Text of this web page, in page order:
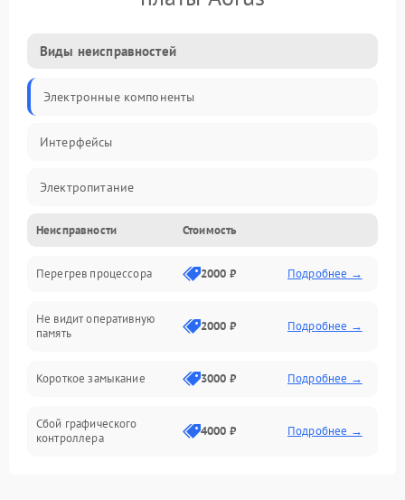
Виды неисправностей
Электронные компоненты
Интерфейсы
Электропитание
Корпус/Герметичность
Механика
ПО/Микропрограмма
Неисправности Стоимость
Перегрев процессора 2000 ₽ Подробнее →
Не видит оперативную
память
2000 ₽ Подробнее →
Короткое замыкание 3000 ₽ Подробнее →
Сбой графического
контроллера
4000 ₽ Подробнее →